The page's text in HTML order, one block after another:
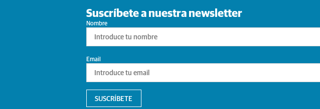
Suscríbete a nuestra newsletter
Nombre
Email
SUSCRÍBETE